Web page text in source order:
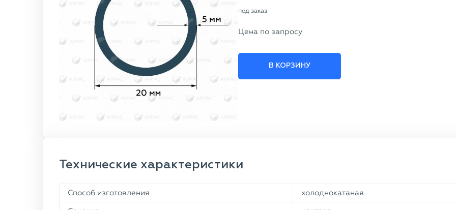
под заказ
Цена по запросу
В КОРЗИНУ
Технические характеристики
Способ изготовления
холоднокатаная